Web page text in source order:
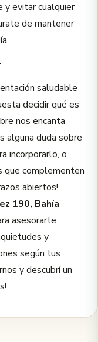
y evitar cualquier
de mantener
saludable
decidir qué es
nos encanta
alguna duda sobre
incorporarlo, o
que complementen
abiertos!
190, Bahía
asesorarte
y
según tus
y descubrí un